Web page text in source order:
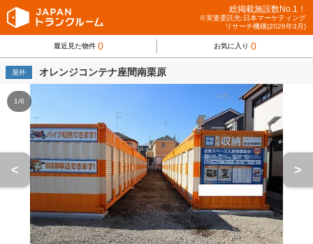
総掲載施設数No.1！
※実査委託先:日本マーケティング
リサーチ機構(2026年3月)
最近見た物件 0 お気に入り 0
屋外 オレンジコンテナ座間南栗原
1/6
< >